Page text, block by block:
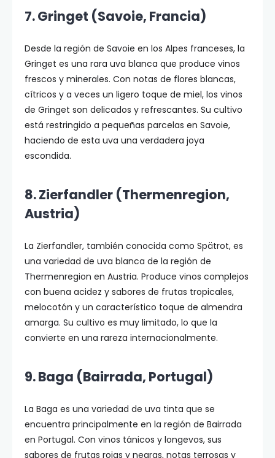
7. Gringet (Savoie, Francia)
Desde la región de Savoie en los Alpes franceses, la
Gringet es una rara uva blanca que produce vinos
frescos y minerales. Con notas de flores blancas,
cítricos y a veces un ligero toque de miel, los vinos
de Gringet son delicados y refrescantes. Su cultivo
está restringido a pequeñas parcelas en Savoie,
haciendo de esta uva una verdadera joya
escondida.
8. Zierfandler (Thermenregion,
Austria)
La Zierfandler, también conocida como Spätrot, es
una variedad de uva blanca de la región de
Thermenregion en Austria. Produce vinos complejos
con buena acidez y sabores de frutas tropicales,
melocotón y un característico toque de almendra
amarga. Su cultivo es muy limitado, lo que la
convierte en una rareza internacionalmente.
9. Baga (Bairrada, Portugal)
La Baga es una variedad de uva tinta que se
encuentra principalmente en la región de Bairrada
en Portugal. Con vinos tánicos y longevos, sus
sabores de frutas rojas y negras, notas terrosas y